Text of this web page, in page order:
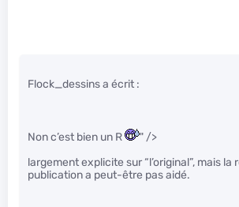
Flock_dessins a écrit :
Non c’est bien un R
" />
largement explicite sur “l’original”, mais
publication a peut-être pas aidé.